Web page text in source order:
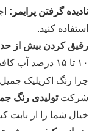
نادیده گرفتن پرایمر:
استفاده کنید.
رقیق کردن بیش از
۱۰ تا ۱۵ درصد آب کافیست).
چرا رنگ اکریلیک
شرکتتولیدی رنگ
خیال شما را از بابت